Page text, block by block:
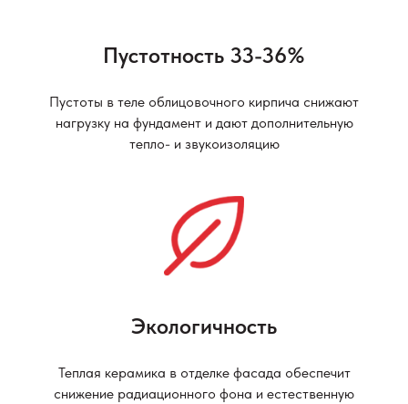
Пустотность 33-36%
Пустоты в теле облицовочного кирпича снижают
нагрузку на фундамент и дают дополнительную
тепло- и звукоизоляцию
Экологичность
Теплая керамика в отделке фасада обеспечит
снижение радиационного фона и естественную